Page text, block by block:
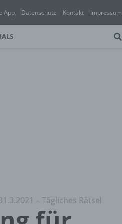
App Datenschutz Kontakt Impressum
– Tägliches Rätsel